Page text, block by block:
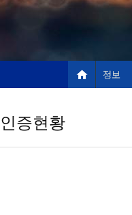
정보
인증현황